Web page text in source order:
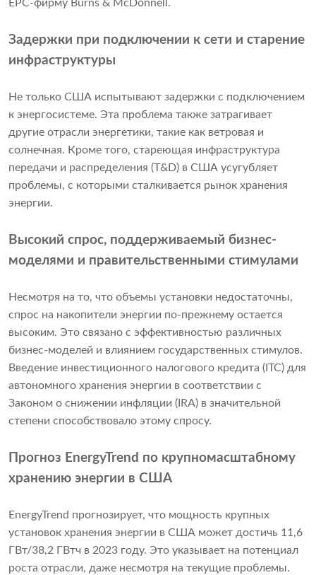
EPC-фирму Burns & McDonnell.
Задержки при подключении к сети и старение
инфраструктуры
Не только США испытывают задержки с подключением
к энергосистеме. Эта проблема также затрагивает
другие отрасли энергетики, такие как ветровая и
солнечная. Кроме того, стареющая инфраструктура
передачи и распределения (T&D) в США усугубляет
проблемы, с которыми сталкивается рынок хранения
энергии.
Высокий спрос, поддерживаемый бизнес-
моделями и правительственными стимулами
Несмотря на то, что объемы установки недостаточны,
спрос на накопители энергии по-прежнему остается
высоким. Это связано с эффективностью различных
бизнес-моделей и влиянием государственных стимулов.
Введение инвестиционного налогового кредита (ITC) для
автономного хранения энергии в соответствии с
Законом о снижении инфляции (IRA) в значительной
степени способствовало этому спросу.
Прогноз EnergyTrend по крупномасштабному
хранению энергии в США
EnergyTrend прогнозирует, что мощность крупных
установок хранения энергии в США может достичь 11,6
ГВт/38,2 ГВтч в 2023 году. Это указывает на потенциал
роста отрасли, даже несмотря на текущие проблемы.